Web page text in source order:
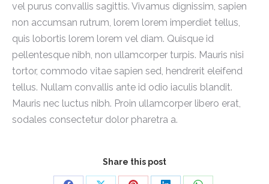
vel purus convallis sagittis. Vivamus dignissim, sapien
non accumsan rutrum, lorem lorem imperdiet tellus,
quis lobortis lorem lorem vel diam. Quisque id
pellentesque nibh, non ullamcorper turpis. Mauris nisi
tortor, commodo vitae sapien sed, hendrerit eleifend
tellus. Nullam convallis ante id odio iaculis blandit.
Mauris nec luctus nibh. Proin ullamcorper libero erat,
sodales consectetur dolor pharetra a.
Share this post